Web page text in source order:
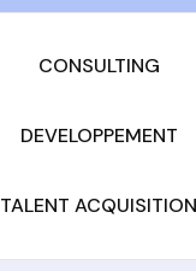
CONSULTING
DEVELOPPEMENT
TALENT ACQUISITION